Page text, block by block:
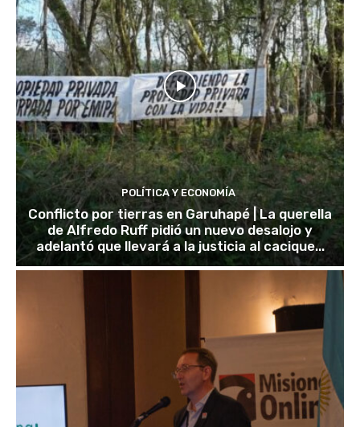
POLÍTICA Y ECONOMÍA
Conflicto por tierras en Garuhapé | La querella
de Alfredo Ruff pidió un nuevo desalojo y
adelantó que llevará a la justicia al cacique...